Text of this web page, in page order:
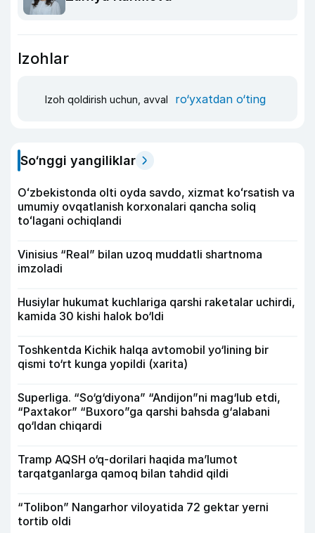
Izohlar
Izoh qoldirish uchun, avval ro‘yxatdan o‘ting
So‘nggi yangiliklar
Oʻzbekistonda olti oyda savdo, xizmat koʻrsatish va
umumiy ovqatlanish korxonalari qancha soliq
toʻlagani ochiqlandi
Vinisius “Real” bilan uzoq muddatli shartnoma
imzoladi
Husiylar hukumat kuchlariga qarshi raketalar uchirdi,
kamida 30 kishi halok bo‘ldi
Toshkentda Kichik halqa avtomobil yo‘lining bir
qismi to‘rt kunga yopildi (xarita)
Superliga. “So‘g‘diyona” “Andijon”ni mag‘lub etdi,
“Paxtakor” “Buxoro”ga qarshi bahsda g‘alabani
qo‘ldan chiqardi
Tramp AQSH o‘q-dorilari haqida ma’lumot
tarqatganlarga qamoq bilan tahdid qildi
“Tolibon” Nangarhor viloyatida 72 gektar yerni
tortib oldi